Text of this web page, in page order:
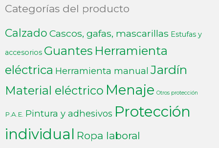
Categorías del producto
Calzado Cascos, gafas, mascarillas Estufas y
accesorios Guantes Herramienta
eléctrica Herramienta manual Jardín
Material eléctrico Menaje Otros protección
P.A.E. Pintura y adhesivos Protección
individual Ropa laboral